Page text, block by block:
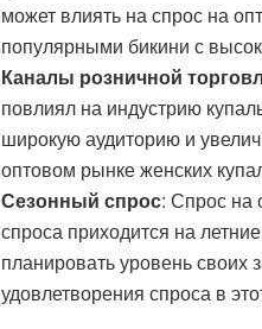
может влиять на спрос на
популярными бикини с
Каналы розничной
повлиял на индустрию
широкую аудиторию и
оптовом рынке женских
Сезонный спрос: Спрос на
спроса приходится на
планировать уровень своих
удовлетворения спроса в